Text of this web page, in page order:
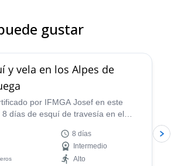
gustar
y vela en los Alpes de
por IFMGA Josef en este
8 días de esquí de travesía en el
tu navegación en terreno virgen,
y habilidades de
mientras exploras la vasta
8 días
Intermedio
Alto